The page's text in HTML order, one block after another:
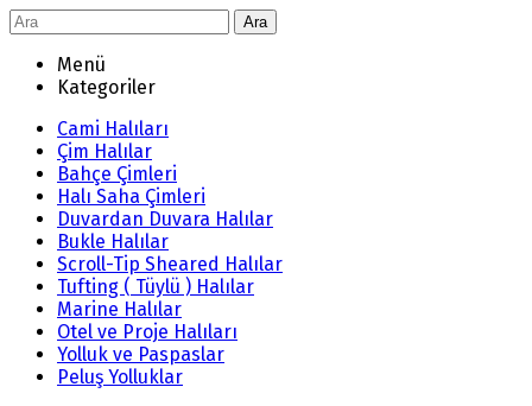
Ara
Menü
Kategoriler
Cami Halıları
Çim Halılar
Bahçe Çimleri
Halı Saha Çimleri
Duvardan Duvara Halılar
Bukle Halılar
Scroll-Tip Sheared Halılar
Tufting ( Tüylü ) Halılar
Marine Halılar
Otel ve Proje Halıları
Yolluk ve Paspaslar
Peluş Yolluklar